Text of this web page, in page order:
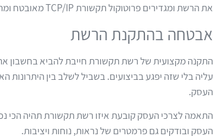
את הרשת ומגדירים פרוטוקול תקשורת TCP/IP מאובטח ומתקדם.
אבטחה בהתקנת הרשת
התקנה מקצועית של רשת תקשורת חייבת להביא בחשבון
עליה בלי שזה יפגע בביצועים. בשביל לשלב בין
העסק.
התאמה לצרכי העסק קובעת איזו רשת תקשורת תהיה הכי
העסק ובודקים גם פרמטרים של נראות, נוחות ויציבות.